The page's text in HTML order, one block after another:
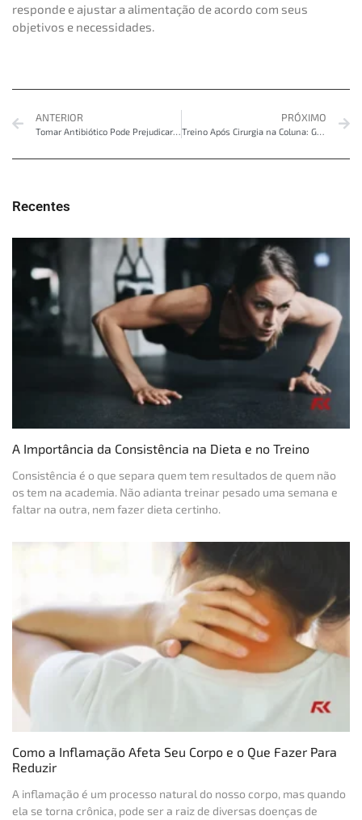
responde e ajustar a alimentação de acordo com seus
objetivos e necessidades.
ANTERIOR
Tomar Antibiótico Pode Prejudicar o Treino?
PRÓXIMO
Treino Após Cirurgia na Coluna: Guia Completo para Exercícios Seguros
Recentes
A Importância da Consistência na Dieta e no Treino
Consistência é o que separa quem tem resultados de quem não
os tem na academia. Não adianta treinar pesado uma semana e
faltar na outra, nem fazer dieta certinho.
Como a Inflamação Afeta Seu Corpo e o Que Fazer Para
Reduzir
A inflamação é um processo natural do nosso corpo, mas quando
ela se torna crônica, pode ser a raiz de diversas doenças de